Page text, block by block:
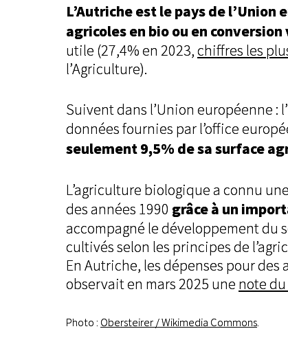
L’Autriche est le pays de
agricoles en bio ou en
utile (27,4% en 2023,chiffres les
l’Agriculture).
Suivent dans l’Union européenne :
données fournies par l’office
seulement 9,5% de sa surface
L’agriculture biologique a connu
des années 1990 grâce à un
accompagné le développement du
cultivés selon les principes de
En Autriche, les dépenses pour
observait en mars 2025 une note
Photo : Obersteirer / Wikimedia Commons.